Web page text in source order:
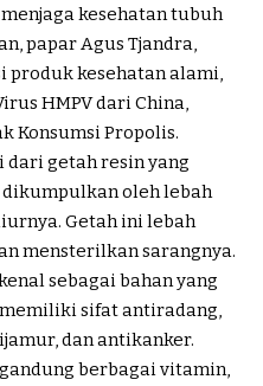
kesehatan tubuh
papar Agus Tjandra,
produk kesehatan alami,
HMPV dari China,
Konsumsi Propolis.
getah resin yang
oleh lebah
Getah ini lebah
mensterilkan sarangnya.
sebagai bahan yang
sifat antiradang,
dan antikanker.
berbagai vitamin,